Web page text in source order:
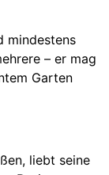
mindestens
– er mag
Garten
liebt seine